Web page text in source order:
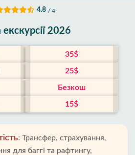
4.8 / 4
екскурсії 2026
35$
25$
Безкош
15$
: Трансфер, страхування,
для баггі та рафтингу,